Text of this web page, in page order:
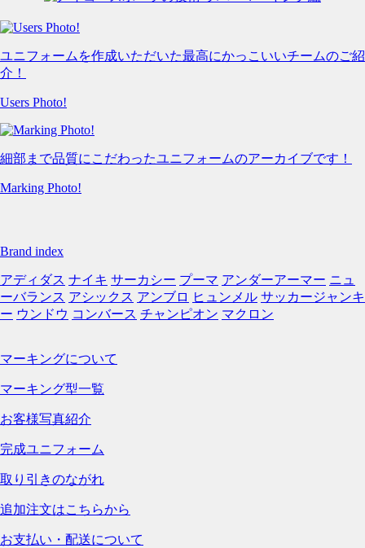
ユニフォームを作成いただいた最高にかっこいいチームのご紹
介！
Users Photo!
細部まで品質にこだわったユニフォームのアーカイブです！
Marking Photo!
Brand index
アディダス ナイキ サーカシー プーマ アンダーアーマー ニュ
ーバランス アシックス アンブロ ヒュンメル サッカージャンキ
ー ウンドウ コンバース チャンピオン マクロン
マーキングについて
マーキング型一覧
お客様写真紹介
完成ユニフォーム
取り引きのながれ
追加注文はこちらから
お支払い・配送について